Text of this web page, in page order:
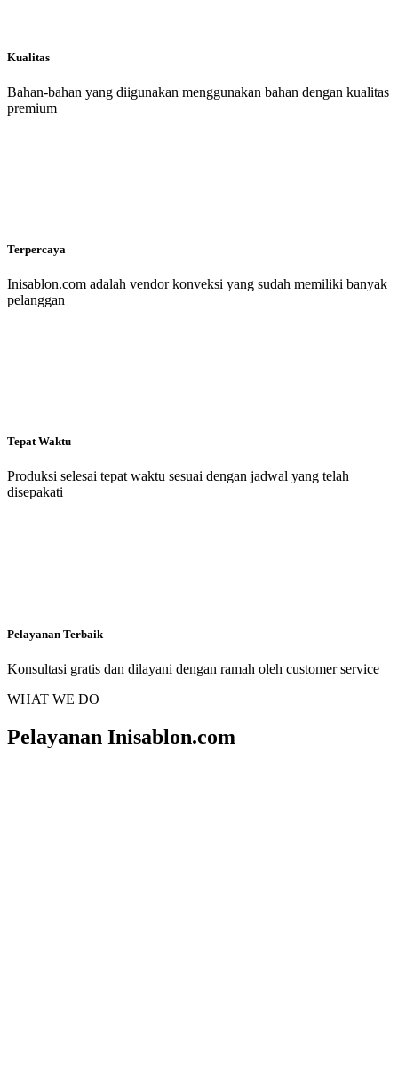
Kualitas
Bahan-bahan yang diigunakan menggunakan bahan dengan kualitas
premium
Terpercaya
Inisablon.com adalah vendor konveksi yang sudah memiliki banyak
pelanggan
Tepat Waktu
Produksi selesai tepat waktu sesuai dengan jadwal yang telah
disepakati
Pelayanan Terbaik
Konsultasi gratis dan dilayani dengan ramah oleh customer service
WHAT WE DO
Pelayanan Inisablon.com